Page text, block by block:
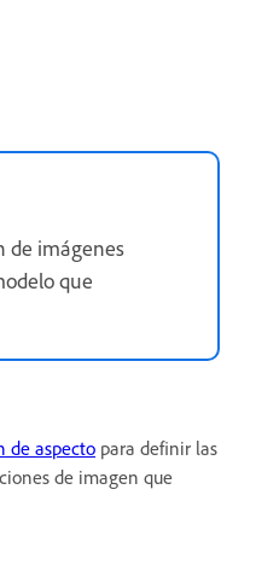
de imágenes
que
de aspecto para definir las
de imagen que